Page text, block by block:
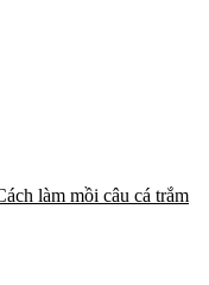
làm mồi câu cá trắm